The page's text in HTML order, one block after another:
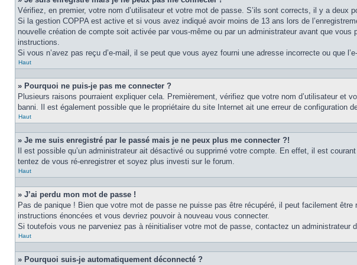
Vérifiez, en premier, votre nom d’utilisateur et votre mot de passe. S’ils sont corrects, il y a deux
Si la gestion COPPA est active et si vous avez indiqué avoir moins de 13 ans lors de
nouvelle création de compte soit activée par vous-même ou par un administrateur avant que
instructions.
Si vous n’avez pas reçu d’e-mail, il se peut que vous ayez fourni une adresse incorrecte ou que
Haut
» Pourquoi ne puis-je pas me connecter ?
Plusieurs raisons pourraient expliquer cela. Premièrement, vérifiez que votre nom d’utilisateur
banni. Il est également possible que le propriétaire du site Internet ait une erreur de configuration
Haut
» Je me suis enregistré par le passé mais je ne peux plus me connecter ?!
Il est possible qu’un administrateur ait désactivé ou supprimé votre compte. En effet, il est
tentez de vous ré-enregistrer et soyez plus investi sur le forum.
Haut
» J’ai perdu mon mot de passe !
Pas de panique ! Bien que votre mot de passe ne puisse pas être récupéré, il peut facilement
instructions énoncées et vous devriez pouvoir à nouveau vous connecter.
Si toutefois vous ne parveniez pas à réinitialiser votre mot de passe, contactez un administrateur
Haut
» Pourquoi suis-je automatiquement déconnecté ?